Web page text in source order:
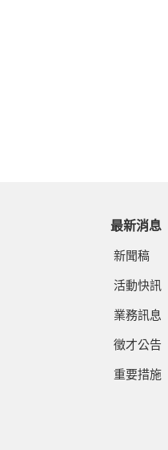
最新消息
新聞稿
活動快訊
業務訊息
徵才公告
重要措施